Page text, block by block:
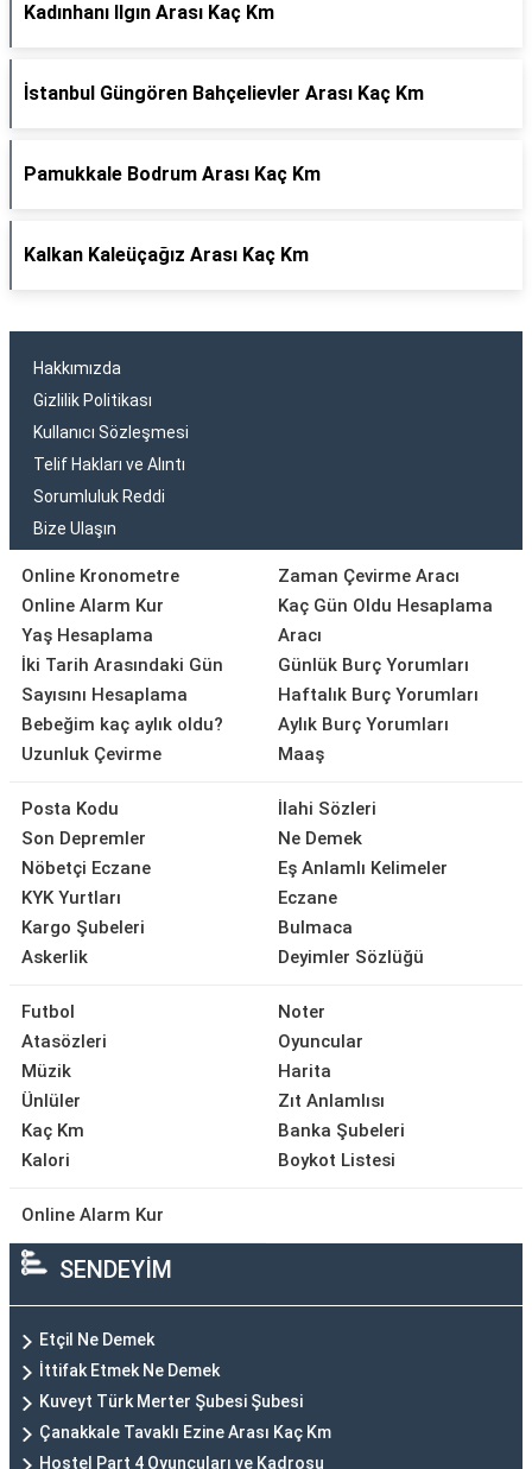
Kadınhanı Ilgın Arası Kaç Km
İstanbul Güngören Bahçelievler Arası Kaç Km
Pamukkale Bodrum Arası Kaç Km
Kalkan Kaleüçağız Arası Kaç Km
Hakkımızda
Gizlilik Politikası
Kullanıcı Sözleşmesi
Telif Hakları ve Alıntı
Sorumluluk Reddi
Bize Ulaşın
Online Kronometre
Online Alarm Kur
Yaş Hesaplama
İki Tarih Arasındaki Gün
Sayısını Hesaplama
Bebeğim kaç aylık oldu?
Uzunluk Çevirme
Zaman Çevirme Aracı
Kaç Gün Oldu Hesaplama
Aracı
Günlük Burç Yorumları
Haftalık Burç Yorumları
Aylık Burç Yorumları
Maaş
Posta Kodu
Son Depremler
Nöbetçi Eczane
KYK Yurtları
Kargo Şubeleri
Askerlik
İlahi Sözleri
Ne Demek
Eş Anlamlı Kelimeler
Eczane
Bulmaca
Deyimler Sözlüğü
Futbol
Atasözleri
Müzik
Ünlüler
Kaç Km
Kalori
Noter
Oyuncular
Harita
Zıt Anlamlısı
Banka Şubeleri
Boykot Listesi
Online Alarm Kur
SENDEYİM
Etçil Ne Demek
İttifak Etmek Ne Demek
Kuveyt Türk Merter Şubesi Şubesi
Çanakkale Tavaklı Ezine Arası Kaç Km
Hostel Part 4 Oyuncuları ve Kadrosu